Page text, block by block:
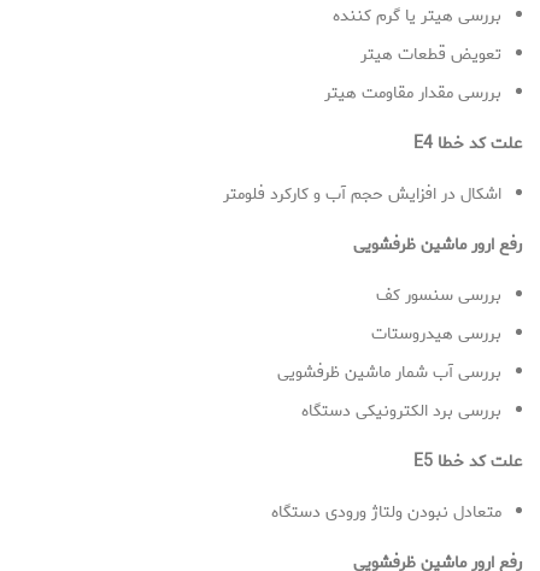
بررسی هیتر یا گرم کننده
تعویض قطعات هیتر
بررسی مقدار مقاومت هیتر
علت کد خطا E4
اشکال در افزایش حجم آب و کارکرد فلومتر
رفع ارور ماشین ظرفشویی
بررسی سنسور کف
بررسی هیدروستات
بررسی آب شمار ماشین ظرفشویی
بررسی برد الکترونیکی دستگاه
علت کد خطا E5
متعادل نبودن ولتاژ ورودی دستگاه
رفع ارور ماشین ظرفشویی